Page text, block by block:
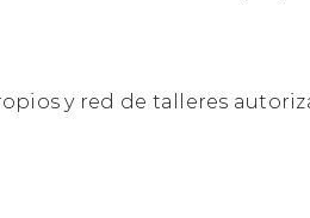
y red de talleres